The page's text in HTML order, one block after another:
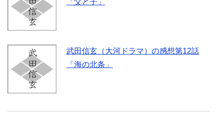
「父と子」
武田信玄（大河ドラマ）の感想第12話
「海の北条」